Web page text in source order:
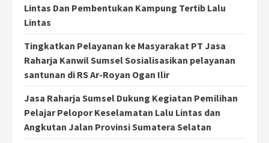
Lintas Dan Pembentukan Kampung Tertib Lalu
Lintas
Tingkatkan Pelayanan ke Masyarakat PT Jasa
Raharja Kanwil Sumsel Sosialisasikan pelayanan
santunan di RS Ar-Royan Ogan Ilir
Jasa Raharja Sumsel Dukung Kegiatan Pemilihan
Pelajar Pelopor Keselamatan Lalu Lintas dan
Angkutan Jalan Provinsi Sumatera Selatan